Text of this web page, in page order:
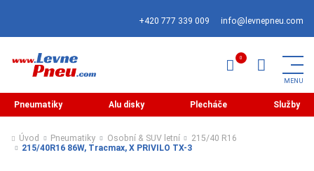
+420 777 339 009 info@levnepneu.com
Pneumatiky Alu disky Plecháče Služby
Úvod Pneumatiky Osobní & SUV letní
215/40 R16
215/40R16 86W, Tracmax, X PRIVILO TX-3